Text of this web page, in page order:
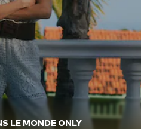
LE MONDE ONLY